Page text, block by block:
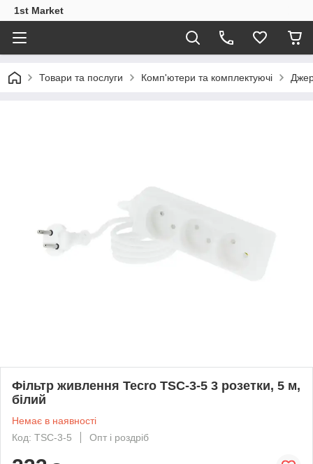
1st Market
Товари та послуги Комп'ютери та комплектуючі
Фільтр живлення Tecro TSC-3-5 3 розетки, 5 м,
білий
Немає в наявності
Код: TSC-3-5
Опт і роздріб